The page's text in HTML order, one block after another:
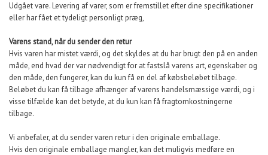
Udgået vare. Levering af varer, som er fremstillet efter dine specifikationer
eller har fået et tydeligt personligt præg,
Varens stand, når du sender den retur
Hvis varen har mistet værdi, og det skyldes at du har brugt den på en anden
måde, end hvad der var nødvendigt for at fastslå varens art, egenskaber og
den måde, den fungerer, kan du kun få en del af købsbeløbet tilbage.
Beløbet du kan få tilbage afhænger af varens handelsmæssige værdi, og i
visse tilfælde kan det betyde, at du kun kan få fragtomkostningerne
tilbage.
Vi anbefaler, at du sender varen retur i den originale emballage.
Hvis den originale emballage mangler, kan det muligvis medføre en